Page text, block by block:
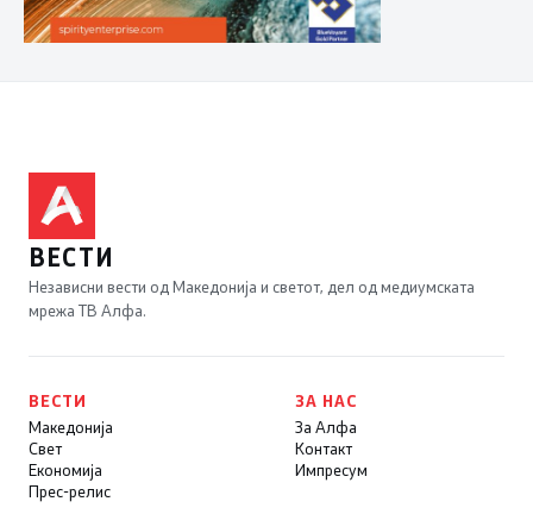
ВЕСТИ
Независни вести од Македонија и светот, дел од медиумската
мрежа ТВ Алфа.
ВЕСТИ
Македонија
Свет
Економија
Прес-релис
ЗА НАС
За Алфа
Контакт
Импресум